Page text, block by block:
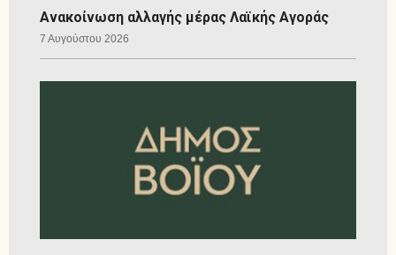
Ανακοίνωση αλλαγής μέρας Λαϊκής Αγοράς
7 Αυγούστου 2026